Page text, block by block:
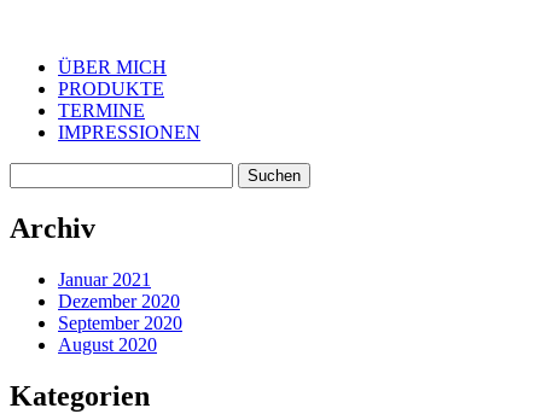
ÜBER MICH
PRODUKTE
TERMINE
IMPRESSIONEN
nach:
Archiv
Januar 2021
Dezember 2020
September 2020
August 2020
Kategorien